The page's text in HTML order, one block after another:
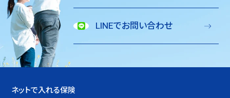
LINEでお問い合わせ
ネットで入れる保険